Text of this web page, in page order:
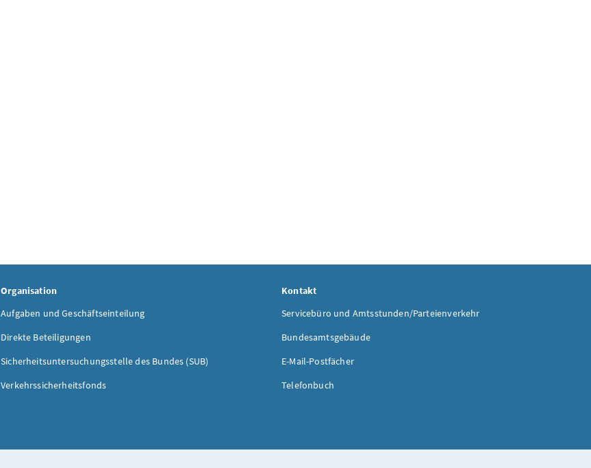
Organisation
Aufgaben und Geschäftseinteilung
Direkte Beteiligungen
Sicherheitsuntersuchungsstelle des Bundes (SUB)
Verkehrssicherheitsfonds
Kontakt
Servicebüro und Amtsstunden/Parteienverkehr
Bundesamtsgebäude
E-Mail-Postfächer
Telefonbuch